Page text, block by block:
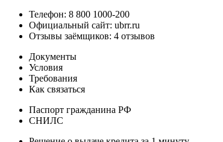
Телефон: 8 800 1000-200
Официальный сайт: ubrr.ru
Отзывы заёмщиков: 4 отзывов
Документы
Условия
Требования
Как связаться
Паспорт гражданина РФ
СНИЛС